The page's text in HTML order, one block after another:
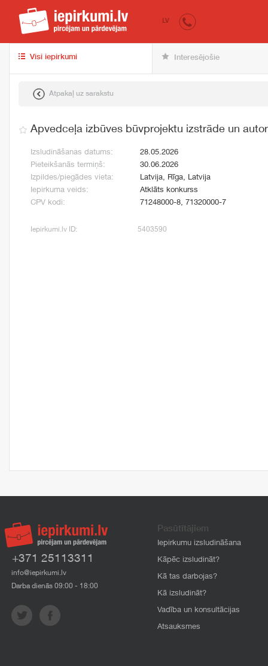
iepirkumi.lv
LV
Visi iepirkumi Interesējošie
Atpakaļ uz sarakstu
Apvedceļa izbūves būvprojektu izstrāde un
Izsludināšanas datums:
28.05.2026
Pieteikšanās termiņš:
30.06.2026
Izpildes/piegādes vieta:
Latvija, Rīga, Latvija
Iepirkuma veids:
Atklāts konkurss
CPV kodi:
71248000-8, 71320000-7
Iepirkumi.lv ID: 5403590
+371 25113311
info@iepirkumi.lv
Darba dienās 09:00 - 18:00
Pasūtītājiem
Iepirkumu izsludināšana
Kāpēc izsludināt?
Kā tas darbojas?
Kā izsludināt?
Vadība un konsultācijas
Atsauksmes